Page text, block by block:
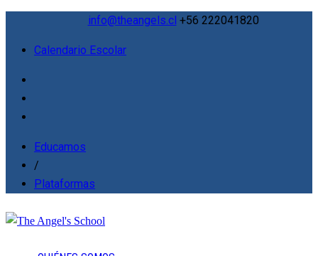
info@theangels.cl +56 222041820
Calendario Escolar
Educamos
/
Plataformas